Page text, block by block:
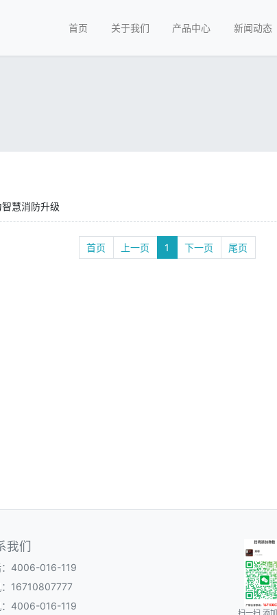
首页 关于我们 产品中心 新闻动态
慧消防升级
首页 上一页 1 下一页 尾页
我们
：4006-016-119
16710807777
：4006-016-119
扫一扫 添